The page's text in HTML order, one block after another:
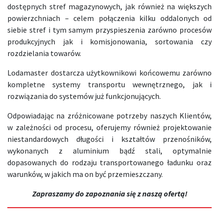
dostępnych stref magazynowych, jak również na większych
powierzchniach – celem połączenia kilku oddalonych od
siebie stref i tym samym przyspieszenia zarówno procesów
produkcyjnych jak i komisjonowania, sortowania czy
rozdzielania towarów.
Lodamaster dostarcza użytkownikowi końcowemu zarówno
kompletne systemy transportu wewnętrznego, jak i
rozwiązania do systemów już funkcjonujących.
Odpowiadając na zróżnicowane potrzeby naszych Klientów,
w zależności od procesu, oferujemy również projektowanie
niestandardowych długości i kształtów przenośników,
wykonanych z aluminium bądź stali, optymalnie
dopasowanych do rodzaju transportowanego ładunku oraz
warunków, w jakich ma on być przemieszczany.
Zapraszamy do zapoznania się z naszą ofertą!